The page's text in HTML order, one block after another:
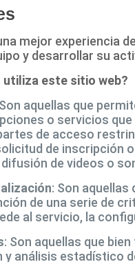
mejor experiencia
y desarrollar su
utiliza este sitio web?
aquellas que
o servicios
de acceso
de inscripción
de videos o
: Son
de una serie de
al servicio, la
: Son aquellas que
y análisis estadístico